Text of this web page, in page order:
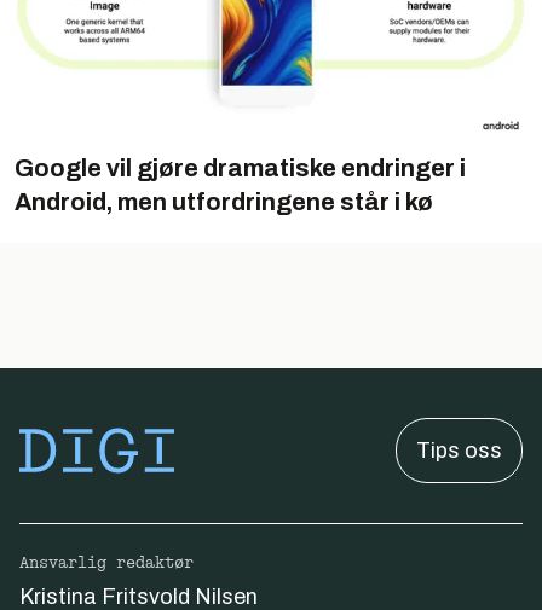
Google vil gjøre dramatiske endringer i
Android, men utfordringene står i kø
Tips oss
Ansvarlig redaktør
Kristina Fritsvold Nilsen